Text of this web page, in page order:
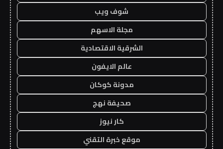
شوف ويب
مجلة الاسهم
الشرقية الاقتصادية
عالم الايفون
مدونة كوكان
صحيفة نهج
كار نيوز
موقع خبرة التقني